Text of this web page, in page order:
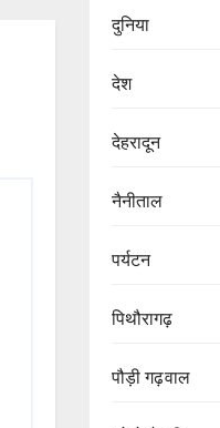
दुनिया
देश
देहरादून
नैनीताल
पर्यटन
पिथौरागढ़
पौड़ी गढ़वाल